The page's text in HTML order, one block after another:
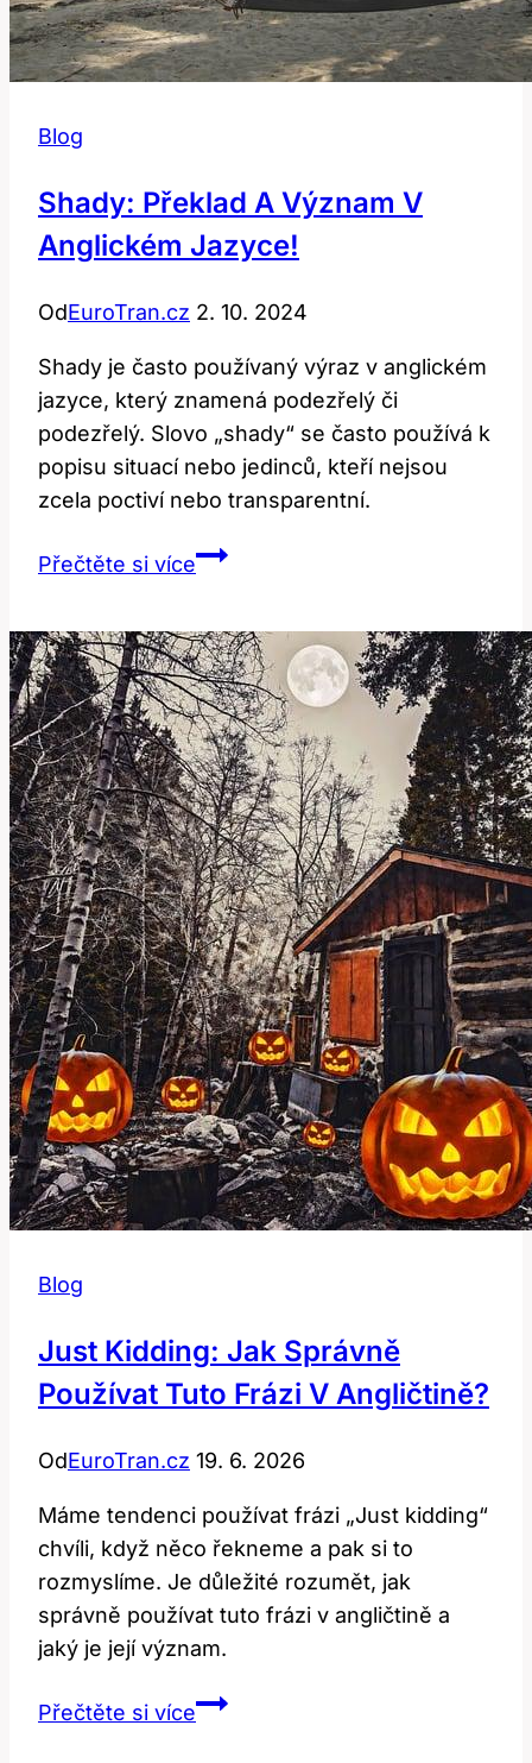
Blog
Shady: Překlad A Význam V
Anglickém Jazyce!
OdEuroTran.cz 2. 10. 2024
Shady je často používaný výraz v anglickém
jazyce, který znamená podezřelý či
podezřelý. Slovo „shady“ se často používá k
popisu situací nebo jedinců, kteří nejsou
zcela poctiví nebo transparentní.
Přečtěte si víceShady:
Význam
v
Anglickém
Jazyce!
Blog
Just Kidding: Jak Správně
Používat Tuto Frázi V Angličtině?
OdEuroTran.cz 19. 6. 2026
Máme tendenci používat frázi „Just kidding“
chvíli, když něco řekneme a pak si to
rozmyslíme. Je důležité rozumět, jak
správně používat tuto frázi v angličtině a
jaký je její význam.
Přečtěte si víceJust